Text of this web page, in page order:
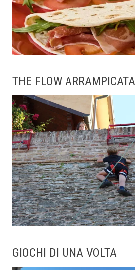
THE FLOW ARRAMPICATA
GIOCHI DI UNA VOLTA